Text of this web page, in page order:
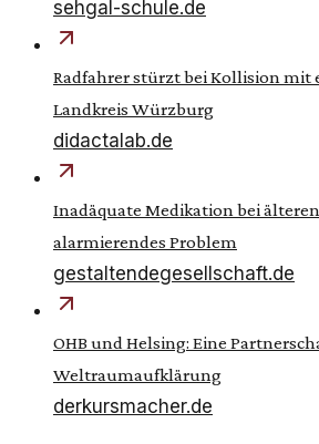
sehgal-schule.de
Radfahrer stürzt bei Kollision mit
Landkreis Würzburg
didactalab.de
Inadäquate Medikation bei
alarmierendes Problem
gestaltendegesellschaft.de
OHB und Helsing: Eine
Weltraumaufklärung
derkursmacher.de